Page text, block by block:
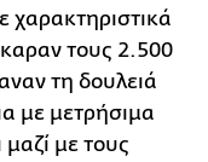
χαρακτηριστικά
τους 2.500
τη δουλειά
με μετρήσιμα
με τους